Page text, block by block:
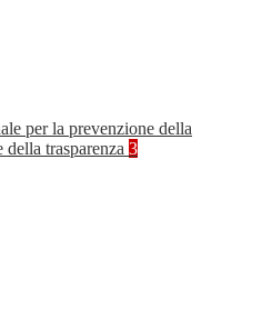
per la prevenzione della
della trasparenza 3